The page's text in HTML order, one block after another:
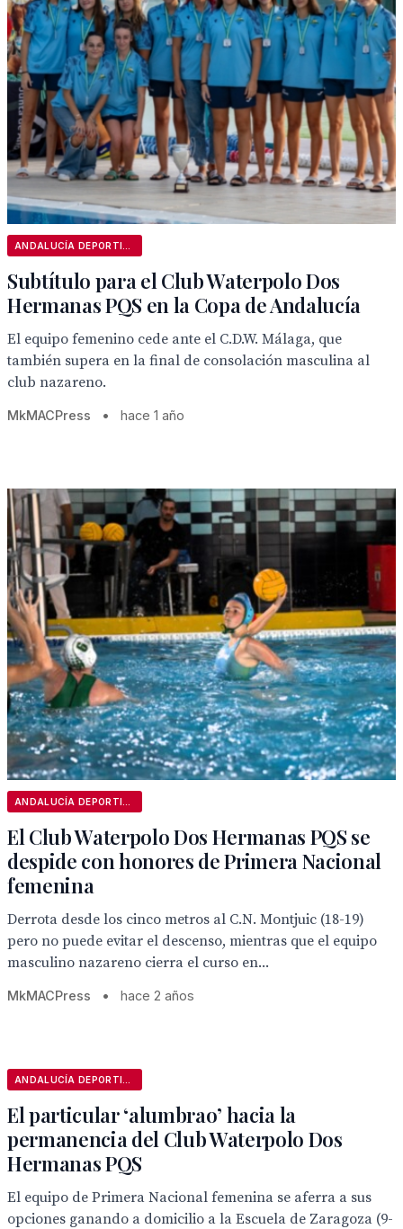
Subtítulo para el Club Waterpolo Dos
Hermanas PQS en la Copa de Andalucía
El equipo femenino cede ante el C.D.W. Málaga, que
también supera en la final de consolación masculina al
club nazareno.
MkMACPress • hace 1 año
El Club Waterpolo Dos Hermanas PQS se
despide con honores de Primera Nacional
femenina
Derrota desde los cinco metros al C.N. Montjuic (18-19)
pero no puede evitar el descenso, mientras que el equipo
masculino nazareno cierra el curso en...
MkMACPress • hace 2 años
El particular ‘alumbrao’ hacia la
permanencia del Club Waterpolo Dos
Hermanas PQS
El equipo de Primera Nacional femenina se aferra a sus
opciones ganando a domicilio a la Escuela de Zaragoza (9-